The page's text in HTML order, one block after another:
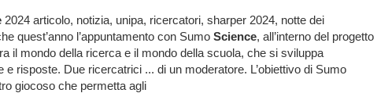
2024 articolo, notizia, unipa, ricercatori, sharper 2024, notte dei
quest’anno l’appuntamento con Sumo Science, all’interno del progetto
il mondo della ricerca e il mondo della scuola, che si sviluppa
risposte. Due ricercatrici ... di un moderatore. L’obiettivo di Sumo
giocoso che permetta agli